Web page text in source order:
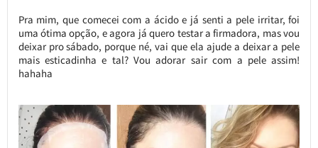
Pra mim, que comecei com a ácido e já senti a pele irritar, foi
uma ótima opção, e agora já quero testar a firmadora, mas vou
deixar pro sábado, porque né, vai que ela ajude a deixar a pele
mais esticadinha e tal? Vou adorar sair com a pele assim!
hahaha